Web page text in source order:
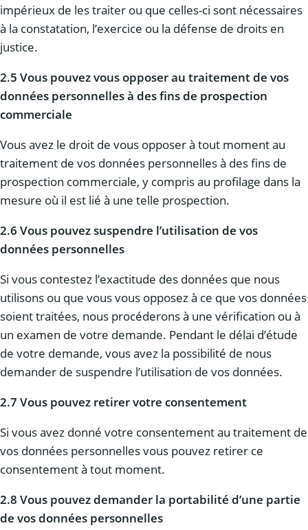
impérieux de les traiter ou que celles-ci sont nécessaires
à la constatation, l’exercice ou la défense de droits en
justice.
2.5 Vous pouvez vous opposer au traitement de vos
données personnelles à des fins de prospection
commerciale
Vous avez le droit de vous opposer à tout moment au
traitement de vos données personnelles à des fins de
prospection commerciale, y compris au profilage dans la
mesure où il est lié à une telle prospection.
2.6 Vous pouvez suspendre l’utilisation de vos
données personnelles
Si vous contestez l’exactitude des données que nous
utilisons ou que vous vous opposez à ce que vos données
soient traitées, nous procéderons à une vérification ou à
un examen de votre demande. Pendant le délai d’étude
de votre demande, vous avez la possibilité de nous
demander de suspendre l’utilisation de vos données.
2.7 Vous pouvez retirer votre consentement
Si vous avez donné votre consentement au traitement de
vos données personnelles vous pouvez retirer ce
consentement à tout moment.
2.8 Vous pouvez demander la portabilité d’une partie
de vos données personnelles